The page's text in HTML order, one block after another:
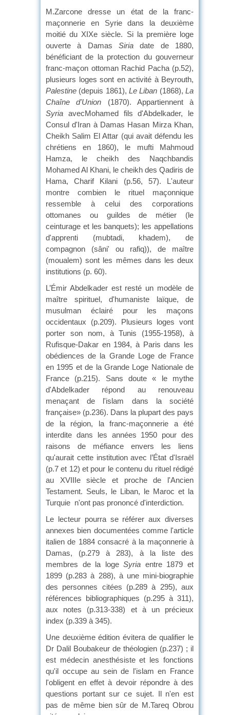
M.Zarcone dresse un état de la franc-
maçonnerie en Syrie dans la deuxième
moitié du XIXe siècle. Si la première loge
ouverte à Damas Siriadate de 1880,
bénéficiant de la protection du gouverneur
franc-maçon ottoman Rachid Pacha (p.52),
plusieurs loges sont en activité à Beyrouth,
Palestine (depuis 1861),Le Liban (1868),La
Chaîne d'Union (1870). Appartiennent à
Syria avecMohamed fils d'Abdelkader, le
Consul d'Iran à Damas Hasan Mirza Khan,
Cheikh Salim El Attar (qui avait défendu les
chrétiens en 1860), le mufti Mahmoud
Hamza, le cheikh des Naqchbandis
Mohamed Al Khani, le cheikh des Qadiris de
Hama, Charif Kilani (p.56, 57). L'auteur
montre combien le rituel maçonnique
ressemble à celui des corporations
ottomanes ou guildes de métier (le
ceinturage et les banquets); les appellations
d'apprenti (mubtadi, khadem), de
compagnon (sâni' ou rafiq)), de maître
(moualem) sont les mêmes dans les deux
institutions (p. 60).
L’Émir Abdelkader est resté un modèle de
maître spirituel, d'humaniste laïque, de
musulman éclairé pour les maçons
occidentaux (p.209). Plusieurs loges vont
porter son nom, à Tunis (1955-1958), à
Rufisque-Dakar en 1984, à Paris dans les
obédiences de la Grande Loge de France
en 1995 et de la Grande Loge Nationale de
France (p.215). Sans doute « le mythe
d'Abdelkader répond au renouveau
menaçant de l'islam dans la société
française» (p.236). Dans la plupart des pays
de la région, la franc-maçonnerie a été
interdite dans les années 1950 pour des
raisons de méfiance envers les liens
qu'aurait cette institution avec l’État d'Israël
(p.7 et 12) et pour le contenu du rituel rédigé
au XVIIIe siècle et proche de l'Ancien
Testament. Seuls, le Liban, le Maroc et la
Turquie n'ont pas prononcé d'interdiction.
Le lecteur pourra se référer aux diverses
annexes bien documentées comme l'article
italien de 1884 consacré à la maçonnerie à
Damas, (p.279 à 283), à la liste des
membres de la logeSyria entre 1879 et
1899 (p.283 à 288), à une mini-biographie
des personnes citées (p.289 à 295), aux
références bibliographiques (p.295 à 311),
aux notes (p.313-338) et à un précieux
index (p.339 à 345).
Une deuxième édition évitera de qualifier le
Dr Dalil Boubakeur de théologien (p.237) ; il
est médecin anesthésiste et les fonctions
qu'il occupe au sein de l'islam en France
l'obligent en effet à devoir répondre à des
questions portant sur ce sujet. Il n'en est
pas de même bien sûr de M.Tareq Obrou